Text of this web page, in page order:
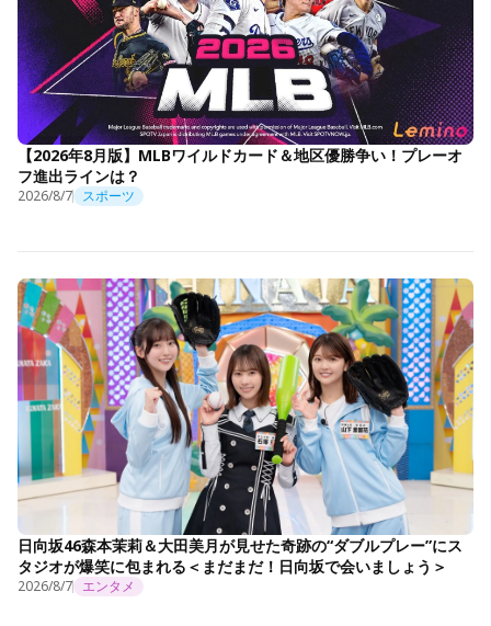
【2026年8月版】MLBワイルドカード＆地区優勝争い！プレーオ
フ進出ラインは？
2026/8/7 スポーツ
日向坂46森本茉莉＆大田美月が見せた奇跡の“ダブルプレー”にス
タジオが爆笑に包まれる＜まだまだ！日向坂で会いましょう＞
2026/8/7 エンタメ